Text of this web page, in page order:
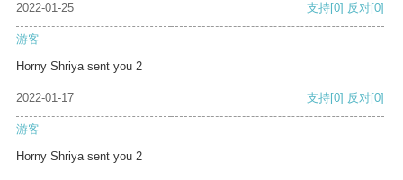
2022-01-25 支持[0] 反对[0]
游客
Horny Shriya sent you 2
2022-01-17 支持[0] 反对[0]
游客
Horny Shriya sent you 2